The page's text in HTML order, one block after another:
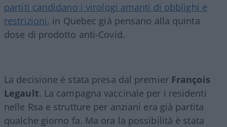
partiti candidano i virologi amanti di obblighi e
restrizioni, in Quebec già pensano alla quinta
dose di prodotto anti-Covid.
La decisione è stata presa dal premier François
Legault. La campagna vaccinale per i residenti
nelle Rsa e strutture per anziani era già partita
qualche giorno fa. Ma ora la possibilità è stata